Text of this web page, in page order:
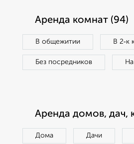
Аренда комнат (94)
В общежитии В 2‑к
Без посредников
Аренда домов, дач,
Дома Дачи